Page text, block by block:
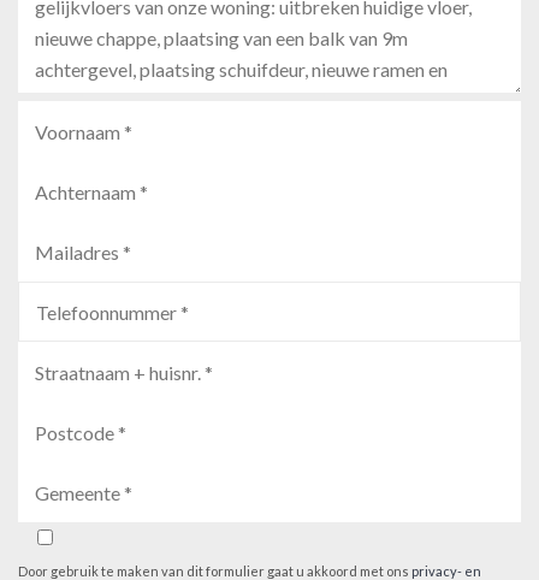
Door gebruik te maken van dit formulier gaat u akkoord met ons privacy- en